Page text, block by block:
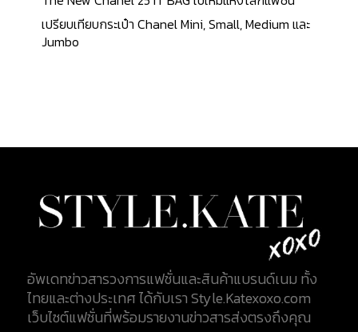
มากมาย ที่สาว ๆ สามารถหาสีที่ถูกใจได้อย่างแน่นอน
โดยแต่ละเฉดสีที่นำมามิกซ์เข้ากันนั้น เรียกได้ว่า เป็น
ความแตกต่างที่ลงตัว และด้วยรูปทรงของรุ่นนี้มี
เชื่ออีกด้วย พร้อมทั้งหนังที่นำมาทำกระเป๋านั้นมีความ
แนะนำค่ะ บางใบในคอลเลคชั่นนี้ อาจจะมาในรูปแบบของ
หนังสาน หรือผ้าถัก เพื่อเพิ่มความพิเศษของรุ่น ในบาง
ใบอาจจะมาในรูปแบบลวดลายที่สวยงามสื่อถึงศิลปะที่
งดงาม ซึ่งสามารถบ่งบอกถึงตัวตอนของแบรนด์ได้
อย่างเด่นชัด ด้วยศิลปะที่โดดเด่นในการผลิตกระเป๋าต่ละ
ใบ หรือในแต่ละคอลเลคชั่น และบางโทนสีนั้น...
เปรียบเทียบกระเป๋า Chanel Mini, Small, Medium และ
Jumbo
อัพเดทข่าวสารวงการแฟชั่นและสินค้าแบรนด์เนม ทั้ง
ไทยและต่างประเทศ ได้กับเรา Style.Katexoxo.com
เว็บไซต์แฟชั่นที่พร้อมรายงานข่าวสารส่งตรงถึงคุณ